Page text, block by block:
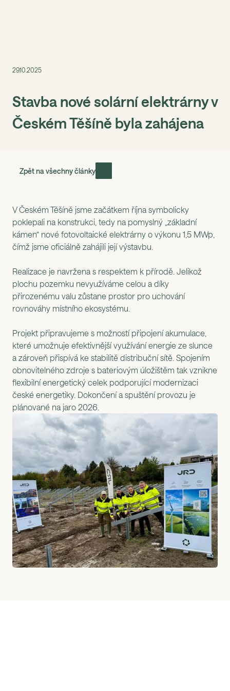
29.10.2025
Stavba nové solární elektrárny v
Českém Těšíně byla zahájena
Zpět na všechny články
V Českém Těšíně jsme začátkem října symbolicky
poklepali na konstrukci, tedy na pomyslný „základní
kámen“ nové fotovoltaické elektrárny o výkonu 1,5 MWp,
čímž jsme oficiálně zahájili její výstavbu.
Realizace je navržena s respektem k přírodě. Jelikož
plochu pozemku nevyužíváme celou a díky
přirozenému valu zůstane prostor pro uchování
rovnováhy místního ekosystému.
Projekt připravujeme s možností připojení akumulace,
které umožnuje efektivnější využívání energie ze slunce
a zároveň přispívá ke stabilitě distribuční sítě. Spojením
obnovitelného zdroje s bateriovým úložištěm tak vznikne
flexibilní energetický celek podporující modernizaci
české energetiky. Dokončení a spuštění provozu je
plánované na jaro 2026.